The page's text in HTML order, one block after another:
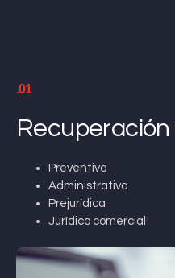
.01
Preventiva
Administrativa
Prejurídica
Jurídico comercial